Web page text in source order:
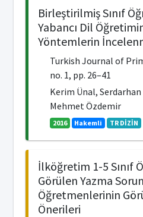
Birleştirilmiş Sınıf
Yabancı Dil
Yöntemlerin
Turkish Journal of
no. 1, pp. 26–41
Kerim Ünal, Serdarhan
Mehmet Özdemir
2016 Hakemli TR DİZİN
İlköğretim 1-5 Sınıf
Görülen Yazma
Öğretmenlerinin
Önerileri